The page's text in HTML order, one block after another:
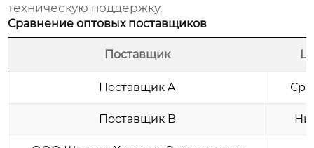
техническую поддержку.
Сравнение оптовых поставщиков
Поставщик
Поставщик A
Поставщик B